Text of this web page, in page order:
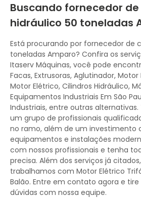
Buscando fornecedor
hidráulico 50 toneladas
Está procurando por fornecedor de
toneladas Amparo? Confira os
Itaserv Máquinas, você pode
Facas, Extrusoras, Aglutinador,
Motor Elétrico, Cilindros Hidráulico,
Equipamentos Industriais Em São
Industriais, entre outras alternativas.
um grupo de profissionais
no ramo, além de um investimento
equipamentos e instalações
com nossos profissionais e tenha
precisa. Além dos serviços já
trabalhamos com Motor Elétrico
Balão. Entre em contato agora e tire
dúvidas com nossa equipe.